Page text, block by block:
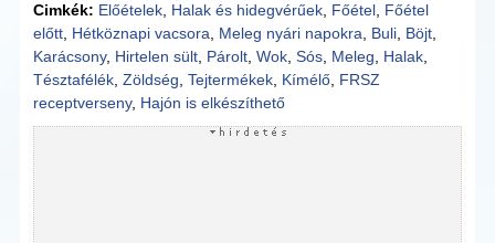
Cimkék: Előételek Halak és hidegvérűek Főétel Főétel
előtt Hétköznapi vacsora Meleg nyári napokra Buli Böjt
Karácsony, Hirtelen sült Párolt ,Wok ,Sós Meleg Halak
Tésztafélék ,Zöldség ,Tejtermékek Kímélő FRSZ
receptverseny, Hajón is elkészíthető